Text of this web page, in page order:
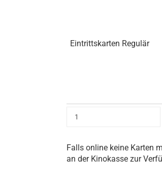
Eintrittskarten Regulär
Falls online keine Karten
an der Kinokasse zur